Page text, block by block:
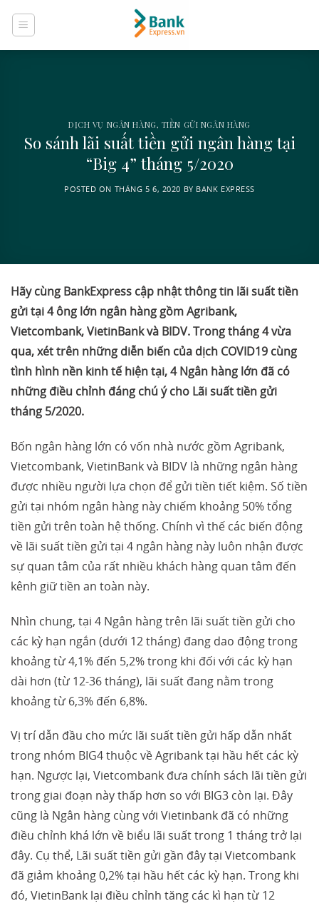
DỊCH VỤ NGÂN HÀNG, TIỀN GỬI NGÂN HÀNG
So sánh lãi suất tiền gửi ngân hàng tại
“Big 4” tháng 5/2020
POSTED ON THÁNG 5 6, 2020 BY BANK EXPRESS
Hãy cùng BankExpress cập nhật thông tin lãi suất tiền
gửi tại 4 ông lớn ngân hàng gồm Agribank,
Vietcombank, VietinBank và BIDV. Trong tháng 4 vừa
qua, xét trên những diễn biến của dịch COVID19 cùng
tình hình nền kinh tế hiện tại, 4 Ngân hàng lớn đã có
những điều chỉnh đáng chú ý cho Lãi suất tiền gửi
tháng 5/2020.
Bốn ngân hàng lớn có vốn nhà nước gồm Agribank,
Vietcombank, VietinBank và BIDV là những ngân hàng
được nhiều người lựa chọn để gửi tiền tiết kiệm. Số tiền
gửi tại nhóm ngân hàng này chiếm khoảng 50% tổng
tiền gửi trên toàn hệ thống. Chính vì thế các biến động
về lãi suất tiền gửi tại 4 ngân hàng này luôn nhận được
sự quan tâm của rất nhiều khách hàng quan tâm đến
kênh giữ tiền an toàn này.
Nhìn chung, tại 4 Ngân hàng trên lãi suất tiền gửi cho
các kỳ hạn ngắn (dưới 12 tháng) đang dao động trong
khoảng từ 4,1% đến 5,2% trong khi đối với các kỳ hạn
dài hơn (từ 12-36 tháng), lãi suất đang nằm trong
khoảng từ 6,3% đến 6,8%.
Vị trí dẫn đầu cho mức lãi suất tiền gửi hấp dẫn nhất
trong nhóm BIG4 thuộc về Agribank tại hầu hết các kỳ
hạn. Ngược lại, Vietcombank đưa chính sách lãi tiền gửi
trong giai đoạn này thấp hơn so với BIG3 còn lại. Đây
cũng là Ngân hàng cùng với Vietinbank đã có những
điều chỉnh khá lớn về biểu lãi suất trong 1 tháng trở lại
đây. Cụ thể, Lãi suất tiền gửi gần đây tại Vietcombank
đã giảm khoảng 0,2% tại hầu hết các kỳ hạn. Trong khi
đó, VietinBank lại điều chỉnh tăng các kì hạn từ 12